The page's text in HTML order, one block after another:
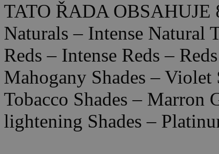
TATO ŘADA OBSAHUJE
Naturals – Intense Natural
Reds – Intense Reds –
Mahogany Shades – Violet
Tobacco Shades – Marron
lightening Shades –